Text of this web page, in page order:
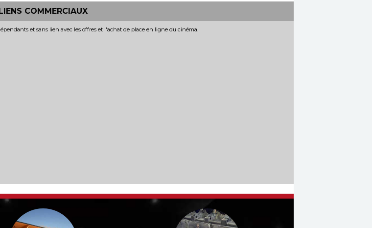
COMMERCIAUX
et sans lien avec les offres et l'achat de place en ligne du cinéma.